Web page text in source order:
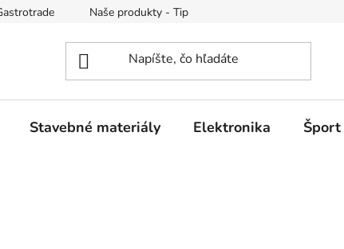
Naše produkty - Tipy a triky
Stavebné materiály Elektronika Šport